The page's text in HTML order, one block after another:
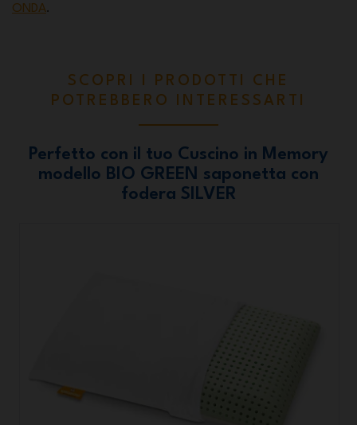
ONDA.
SCOPRI I PRODOTTI CHE
POTREBBERO INTERESSARTI
Perfetto con il tuo Cuscino in Memory
modello BIO GREEN saponetta con
fodera SILVER